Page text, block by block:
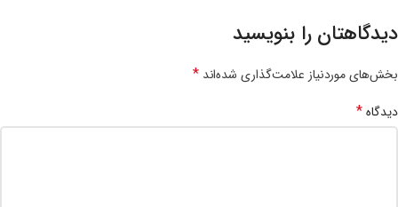
دیدگاهتان را بنویسید
بخش‌های موردنیاز علامت‌گذاری شده‌اند*
دیدگاه*